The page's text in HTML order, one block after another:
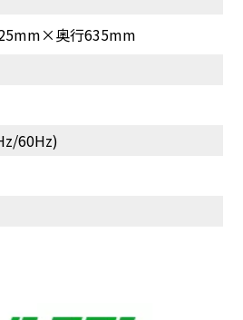
奥行635mm
60Hz)